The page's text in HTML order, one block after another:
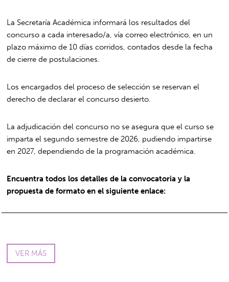
La Secretaría Académica informará los resultados del
concurso a cada interesado/a, vía correo electrónico, en un
plazo máximo de 10 días corridos, contados desde la fecha
de cierre de postulaciones.
Los encargados del proceso de selección se reservan el
derecho de declarar el concurso desierto.
La adjudicación del concurso no se asegura que el curso se
imparta el segundo semestre de 2026, pudiendo impartirse
en 2027, dependiendo de la programación académica.
Encuentra todos los detalles de la convocatoria y la
propuesta de formato en el siguiente enlace:
VER MÁS